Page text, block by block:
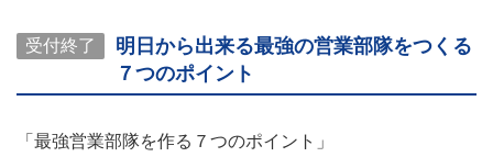
受付終了
明日から出来る最強の営業部隊をつくる
７つのポイント
「最強営業部隊を作る７つのポイント」